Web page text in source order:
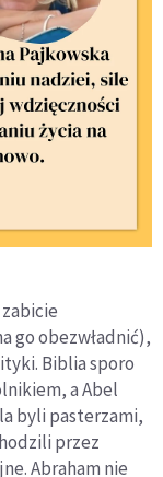
go obezwładnić),
Biblia sporo
a Abel
byli pasterzami,
przez
Abraham nie